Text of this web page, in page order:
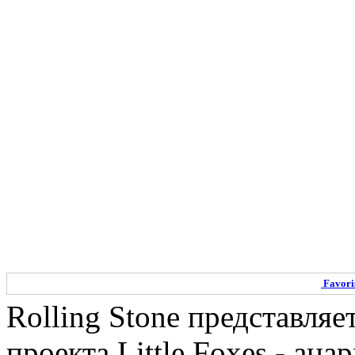
39 vus
Twins Come Out
Rolling Stone